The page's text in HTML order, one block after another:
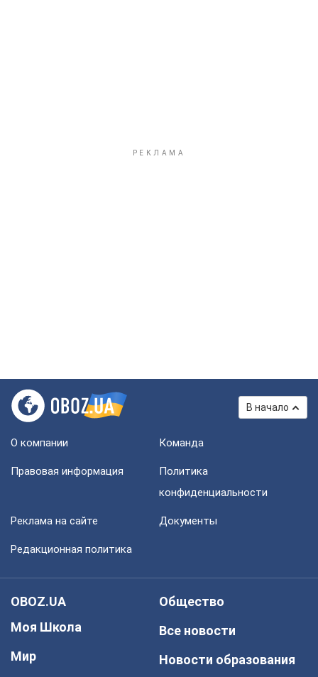
В начало
О компании Команда
Правовая информация
Политика
конфиденциальности
Реклама на сайте Документы
Редакционная политика
OBOZ.UA
Моя Школа
Мир
Общество
Все новости
Новости образования